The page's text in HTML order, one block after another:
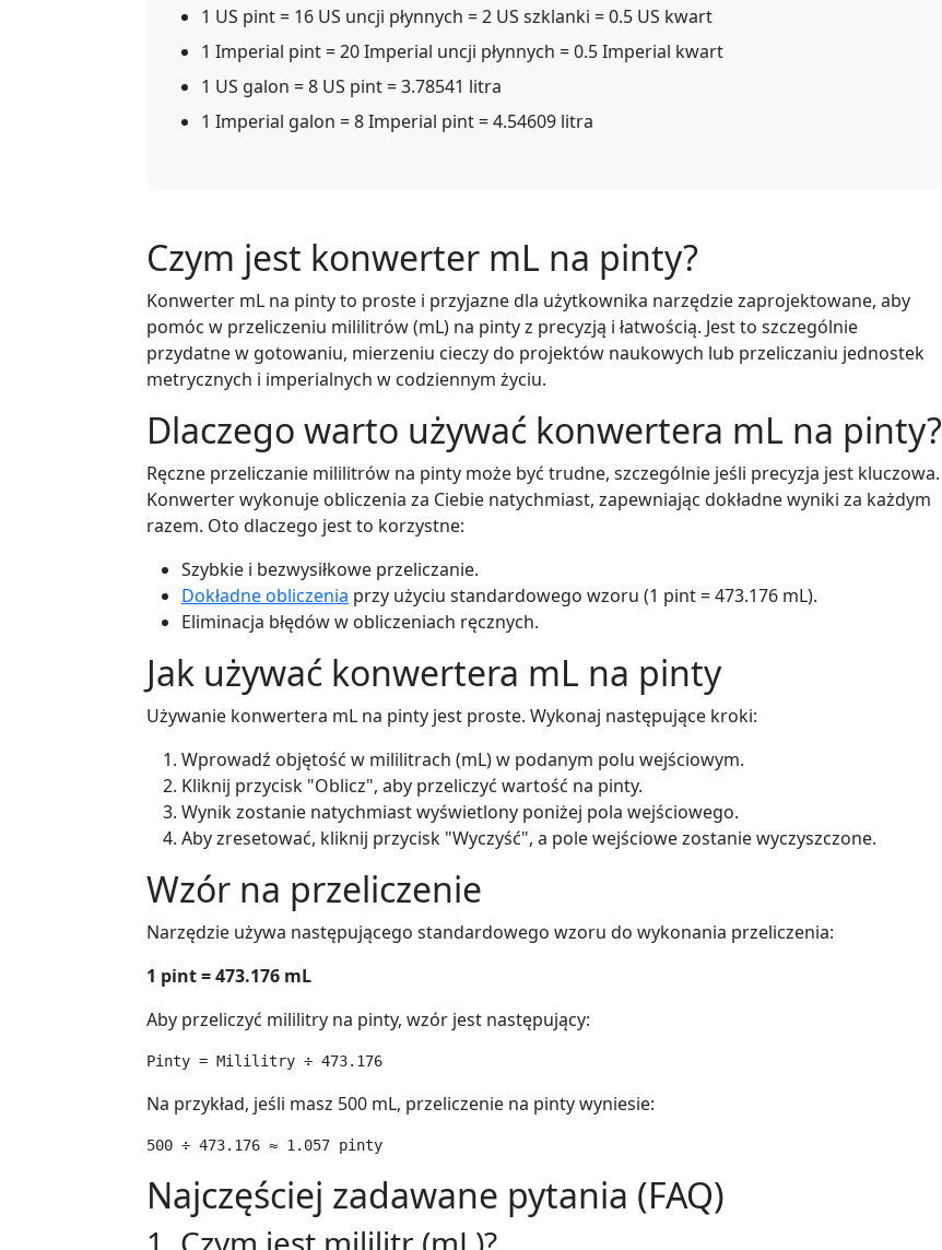
1 US pint = 16 US uncji płynnych = 2 US szklanki = 0.5 US kwart
1 Imperial pint = 20 Imperial uncji płynnych = 0.5 Imperial kwart
1 US galon = 8 US pint = 3.78541 litra
1 Imperial galon = 8 Imperial pint = 4.54609 litra
Czym jest konwerter mL na pinty?
Konwerter mL na pinty to proste i przyjazne dla użytkownika narzędzie zaprojektowane, aby
pomóc w przeliczeniu mililitrów (mL) na pinty z precyzją i łatwością. Jest to szczególnie
przydatne w gotowaniu, mierzeniu cieczy do projektów naukowych lub przeliczaniu jednostek
metrycznych i imperialnych w codziennym życiu.
Dlaczego warto używać konwertera mL na pinty?
Ręczne przeliczanie mililitrów na pinty może być trudne, szczególnie jeśli precyzja jest kluczowa.
Konwerter wykonuje obliczenia za Ciebie natychmiast, zapewniając dokładne wyniki za każdym
razem. Oto dlaczego jest to korzystne:
Szybkie i bezwysiłkowe przeliczanie.
Dokładne obliczenia przy użyciu standardowego wzoru (1 pint = 473.176 mL).
Eliminacja błędów w obliczeniach ręcznych.
Jak używać konwertera mL na pinty
Używanie konwertera mL na pinty jest proste. Wykonaj następujące kroki:
Wprowadź objętość w mililitrach (mL) w podanym polu wejściowym.
Kliknij przycisk "Oblicz", aby przeliczyć wartość na pinty.
Wynik zostanie natychmiast wyświetlony poniżej pola wejściowego.
Aby zresetować, kliknij przycisk "Wyczyść", a pole wejściowe zostanie wyczyszczone.
Wzór na przeliczenie
Narzędzie używa następującego standardowego wzoru do wykonania przeliczenia:
1 pint = 473.176 mL
Aby przeliczyć mililitry na pinty, wzór jest następujący:
Na przykład, jeśli masz 500 mL, przeliczenie na pinty wyniesie:
Najczęściej zadawane pytania (FAQ)